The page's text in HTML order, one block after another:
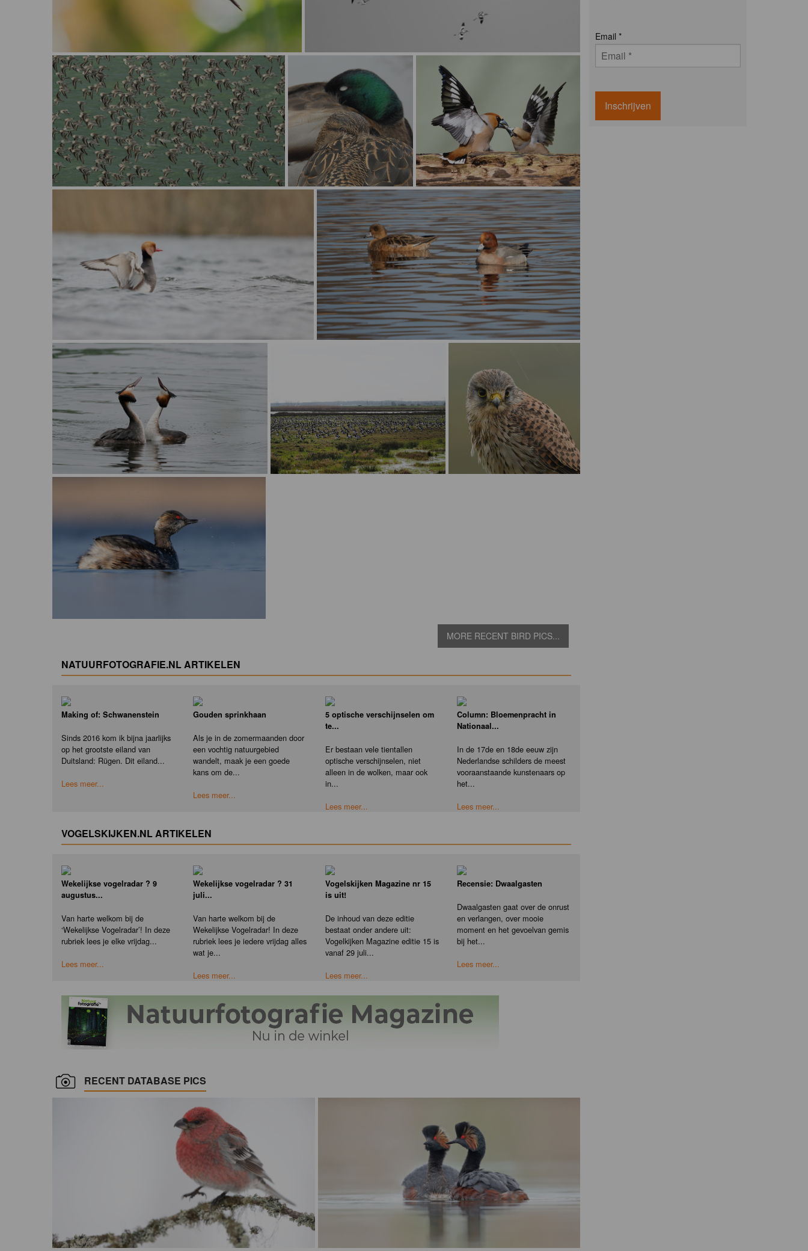
MORE RECENT BIRD PICS...
NATUURFOTOGRAFIE.NL ARTIKELEN
Making of: Schwanenstein
Sinds 2016 kom ik bijna jaarlijks
op het grootste eiland van
Duitsland: Rügen. Dit eiland...
Lees meer...
Gouden sprinkhaan
Als je in de zomermaanden door
een vochtig natuurgebied
wandelt, maak je een goede
kans om de...
Lees meer...
5 optische verschijnselen om
te...
Er bestaan vele tientallen
optische verschijnselen, niet
alleen in de wolken, maar ook
in...
Lees meer...
Column: Bloemenpracht in
Nationaal...
In de 17de en 18de eeuw zijn
Nederlandse schilders de meest
vooraanstaande kunstenaars op
het...
Lees meer...
VOGELSKIJKEN.NL ARTIKELEN
Wekelijkse vogelradar ? 9
augustus...
Van harte welkom bij de
‘Wekelijkse Vogelradar’! In deze
rubriek lees je elke vrijdag...
Lees meer...
Wekelijkse vogelradar ? 31
juli...
Van harte welkom bij de
Wekelijkse Vogelradar! In deze
rubriek lees je iedere vrijdag alles
wat je...
Lees meer...
Vogelskijken Magazine nr 15
is uit!
De inhoud van deze editie
bestaat onder andere uit:
Vogelkijken Magazine editie 15 is
vanaf 29 juli...
Lees meer...
Recensie: Dwaalgasten
Dwaalgasten gaat over de onrust
en verlangen, over mooie
moment en het gevoelvan gemis
bij het...
Lees meer...
RECENT DATABASE PICS
Email *
Inschrijven